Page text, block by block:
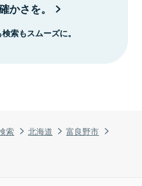
索 北海道
富良野市
かさを。
索もスムーズに。